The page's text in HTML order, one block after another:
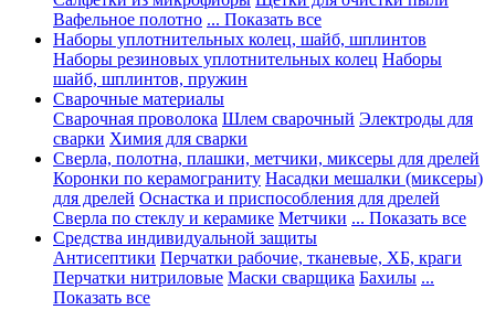
Вафельное полотно ... Показать все
Наборы уплотнительных колец, шайб, шплинтов
Наборы резиновых уплотнительных колец Наборы
шайб, шплинтов, пружин
Сварочные материалы
Сварочная проволока Шлем сварочный Электроды для
сварки Химия для сварки
Сверла, полотна, плашки, метчики, миксеры для дрелей
Коронки по керамограниту Насадки мешалки (миксеры)
для дрелей Оснастка и приспособления для дрелей
Сверла по стеклу и керамике Метчики ... Показать все
Средства индивидуальной защиты
Антисептики Перчатки рабочие, тканевые, ХБ, краги
Перчатки нитриловые Маски сварщика Бахилы ...
Показать все